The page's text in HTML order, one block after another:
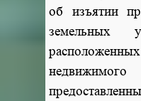
об изъятии
земельных